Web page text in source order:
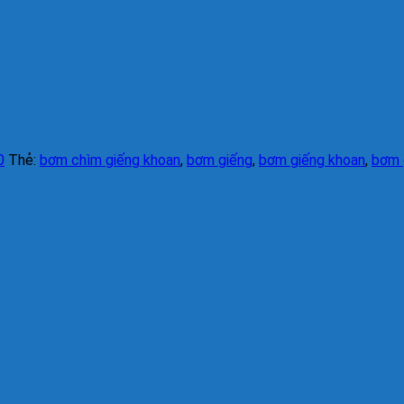
Thẻ: bơm chìm giếng khoan, bơm giếng, bơm giếng khoan, bơm